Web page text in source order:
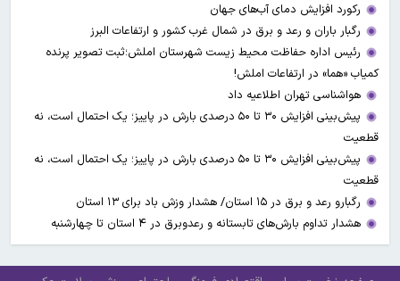
رکورد افزایش دمای آب‌های جهان
رگبار باران و رعد و برق در شمال غرب کشور و ارتفاعات البرز
رئیس اداره حفاظت محیط زیست شهرستان املش؛ثبت تصویر پرنده
کمیاب «هما» در ارتفاعات املش!
هواشناسی تهران اطلاعیه داد
پیش‌بینی افزایش ۳۰ تا ۵۰ درصدی بارش در پاییز؛ یک احتمال است، نه
قطعیت
پیش‌بینی افزایش ۳۰ تا ۵۰ درصدی بارش در پاییز؛ یک احتمال است، نه
قطعیت
رگبارو رعد و برق در ۱۵ استان/ هشدار وزش باد برای ۱۳ استان‌
هشدار تداوم بارش‌های تابستانه و رعدوبرق در ۴ استان تا چهارشنبه